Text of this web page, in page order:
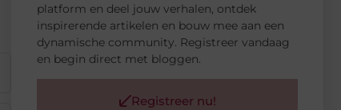
platform en deel jouw verhalen, ontdek
inspirerende artikelen en bouw mee aan een
dynamische community. Registreer vandaag
en begin direct met bloggen.
Registreer nu!